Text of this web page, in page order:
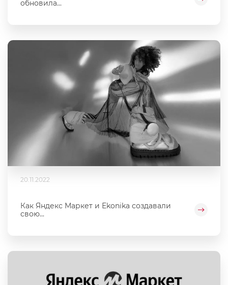
обновила...
20.11.2022
Как Яндекс Маркет и Ekonika создавали
свою...